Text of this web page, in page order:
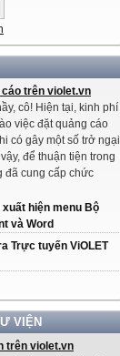
trên violet.vn
cô! Hiện tại, kinh phí
việc đặt quảng cáo
có gây một số trở ngại
để thuận tiện trong
đã cung cấp chức
hiện menu Bộ
và Word
Trực tuyến ViOLET
VIỆN
trên violet.vn